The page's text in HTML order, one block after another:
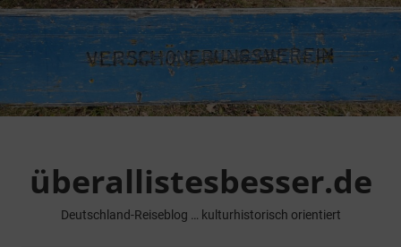
Zum
Inhalt
springen
überallistesbesser.de
Deutschland-Reiseblog … kulturhistorisch orientiert